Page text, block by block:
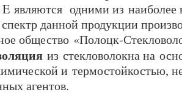
E являются одними из наиболее
данной продукции
общество «Полоцк-
из стекловолокна на
и термостойкостью,
агентов.